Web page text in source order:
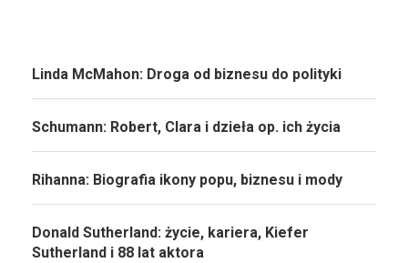
Linda McMahon: Droga od biznesu do polityki
Schumann: Robert, Clara i dzieła op. ich życia
Rihanna: Biografia ikony popu, biznesu i mody
Donald Sutherland: życie, kariera, Kiefer
Sutherland i 88 lat aktora